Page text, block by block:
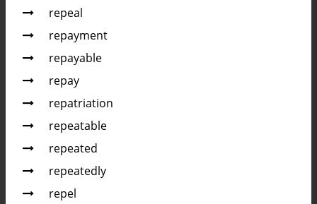
repeal
repayment
repayable
repay
repatriation
repeatable
repeated
repeatedly
repel